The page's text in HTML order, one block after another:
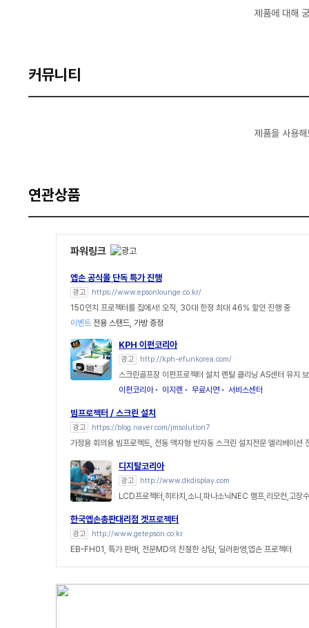
제품에 대해
커뮤니티
제품을 사용
연관상품
파워링크
엡손 공식몰 단독 특가 진행
광고 https://www.epsonlounge.co.kr/
150인치 프로젝터를 집에서! 오직, 30대 한정 최대 46% 할인 진행 중
이벤트 전용 스탠드, 가방 증정
KPH 이펀코리아
광고 http://kph-efunkorea.com/
스크린골프장 이펀프로젝터 설치 렌탈 클리닝 AS센터 유지
이펀코리아
이지렌 무료시연 서비스센터
빔프로젝터 / 스크린 설치
광고 https://blog.naver.com/jmsolution7
가정용 회의용 빔프로젝트, 전동 액자형 반자동 스크린 설치전문 엘리베이션
디지탈코리아
광고 http://www.dkdisplay.com
LCD프로젝터,히타치,소니,파나소닉NEC 램프,리모컨,고장
한국엡손총판대리점 겟프로젝터
광고 http://www.getepson.co.kr
EB-FH01, 특가 판매, 전문MD의 친절한 상담, 딜러환영,엡손 프로젝터